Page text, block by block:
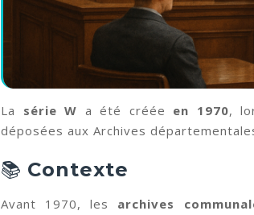
La série W a été créée en 1970,
déposées aux Archives
📚 Contexte
Avant 1970, les archives